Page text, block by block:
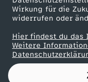
Wirkung für die
widerrufen oder
Hier findest du das
Weitere
l
i
c
Partner